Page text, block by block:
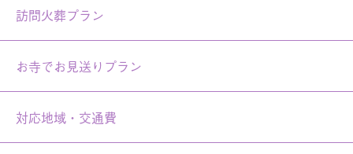
訪問火葬プラン
お寺でお見送りプラン
対応地域・交通費